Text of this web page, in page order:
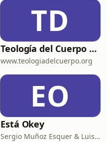
TD
Teología del Cuerpo para Dummies
www.teologiadelcuerpo.org
EO
Está Okey
Sergio Muñoz Esquer & Luisa Fernanda Perez